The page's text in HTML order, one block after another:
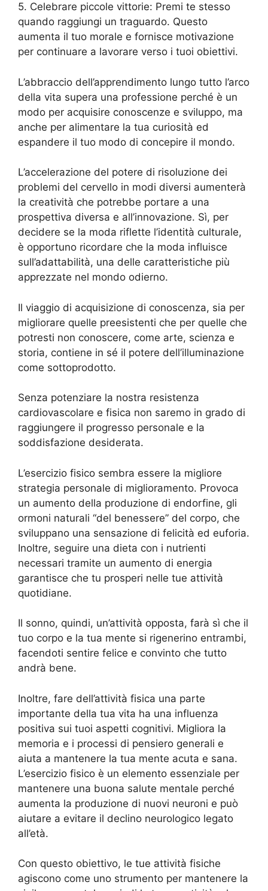
5. Celebrare piccole vittorie: Premi te stesso
quando raggiungi un traguardo. Questo
aumenta il tuo morale e fornisce motivazione
per continuare a lavorare verso i tuoi obiettivi.
L’abbraccio dell’apprendimento lungo tutto l’arco
della vita supera una professione perché è un
modo per acquisire conoscenze e sviluppo, ma
anche per alimentare la tua curiosità ed
espandere il tuo modo di concepire il mondo.
L’accelerazione del potere di risoluzione dei
problemi del cervello in modi diversi aumenterà
la creatività che potrebbe portare a una
prospettiva diversa e all’innovazione. Sì, per
decidere se la moda riflette l’identità culturale,
è opportuno ricordare che la moda influisce
sull’adattabilità, una delle caratteristiche più
apprezzate nel mondo odierno.
Il viaggio di acquisizione di conoscenza, sia per
migliorare quelle preesistenti che per quelle che
potresti non conoscere, come arte, scienza e
storia, contiene in sé il potere dell’illuminazione
come sottoprodotto.
Senza potenziare la nostra resistenza
cardiovascolare e fisica non saremo in grado di
raggiungere il progresso personale e la
soddisfazione desiderata.
L’esercizio fisico sembra essere la migliore
strategia personale di miglioramento. Provoca
un aumento della produzione di endorfine, gli
ormoni naturali “del benessere” del corpo, che
sviluppano una sensazione di felicità ed euforia.
Inoltre, seguire una dieta con i nutrienti
necessari tramite un aumento di energia
garantisce che tu prosperi nelle tue attività
quotidiane.
Il sonno, quindi, un’attività opposta, farà sì che il
tuo corpo e la tua mente si rigenerino entrambi,
facendoti sentire felice e convinto che tutto
andrà bene.
Inoltre, fare dell’attività fisica una parte
importante della tua vita ha una influenza
positiva sui tuoi aspetti cognitivi. Migliora la
memoria e i processi di pensiero generali e
aiuta a mantenere la tua mente acuta e sana.
L’esercizio fisico è un elemento essenziale per
mantenere una buona salute mentale perché
aumenta la produzione di nuovi neuroni e può
aiutare a evitare il declino neurologico legato
all’età.
Con questo obiettivo, le tue attività fisiche
agiscono come uno strumento per mantenere la